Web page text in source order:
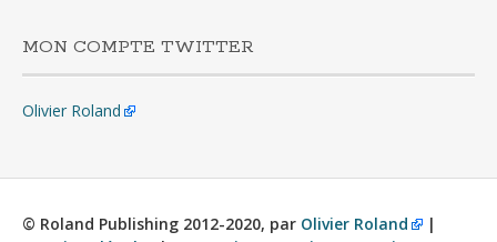
MON COMPTE TWITTER
Olivier Roland
© Roland Publishing 2012-2020, par Olivier Roland
|